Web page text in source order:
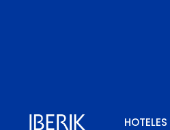
HOTELES